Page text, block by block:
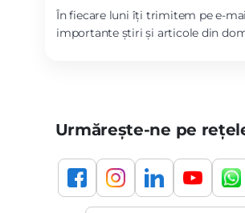
În fiecare luni îți trimitem pe e-
importante știri și articole din
Urmărește-ne pe